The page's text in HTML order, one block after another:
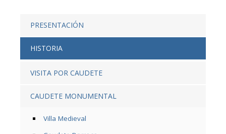
PRESENTACIÓN
HISTORIA
VISITA POR CAUDETE
CAUDETE MONUMENTAL
Villa Medieval